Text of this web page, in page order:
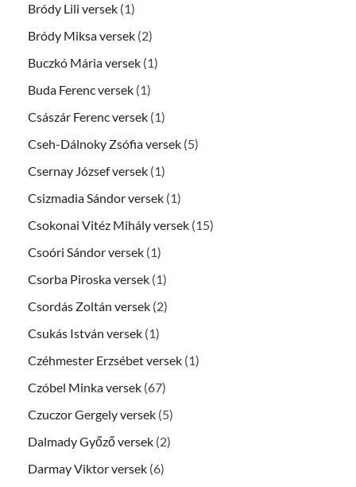
Bródy Lili versek (1)
Bródy Miksa versek (2)
Buczkó Mária versek (1)
Buda Ferenc versek (1)
Császár Ferenc versek (1)
Cseh-Dálnoky Zsófia versek (5)
Csernay József versek (1)
Csizmadia Sándor versek (1)
Csokonai Vitéz Mihály versek (15)
Csoóri Sándor versek (1)
Csorba Piroska versek (1)
Csordás Zoltán versek (2)
Csukás István versek (1)
Czéhmester Erzsébet versek (1)
Czóbel Minka versek (67)
Czuczor Gergely versek (5)
Dalmady Győző versek (2)
Darmay Viktor versek (6)